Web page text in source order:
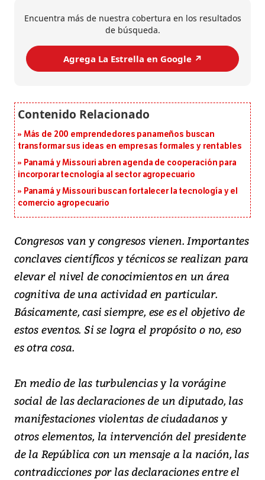
Encuentra más de nuestra cobertura en los resultados
de búsqueda.
Agrega La Estrella en Google ↗️
Más de 200 emprendedores panameños buscan
transformar sus ideas en empresas formales y rentables
Panamá y Missouri abren agenda de cooperación para
incorporar tecnología al sector agropecuario
Panamá y Missouri buscan fortalecer la tecnología y el
comercio agropecuario
Congresos van y congresos vienen. Importantes
conclaves científicos y técnicos se realizan para
elevar el nivel de conocimientos en un área
cognitiva de una actividad en particular.
Básicamente, casi siempre, ese es el objetivo de
estos eventos. Si se logra el propósito o no, eso
es otra cosa.
En medio de las turbulencias y la vorágine
social de las declaraciones de un diputado, las
manifestaciones violentas de ciudadanos y
otros elementos, la intervención del presidente
de la República con un mensaje a la nación, las
contradicciones por las declaraciones entre el